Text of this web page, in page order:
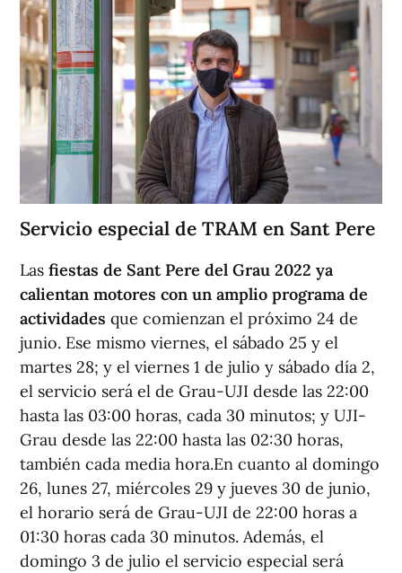
Servicio especial de TRAM en Sant Pere
Las fiestas de Sant Pere del Grau 2022 ya
calientan motores con un amplio programa de
actividades que comienzan el próximo 24 de
junio. Ese mismo viernes, el sábado 25 y el
martes 28; y el viernes 1 de julio y sábado día 2,
el servicio será el de Grau-UJI desde las 22:00
hasta las 03:00 horas, cada 30 minutos; y UJI-
Grau desde las 22:00 hasta las 02:30 horas,
también cada media hora.En cuanto al domingo
26, lunes 27, miércoles 29 y jueves 30 de junio,
el horario será de Grau-UJI de 22:00 horas a
01:30 horas cada 30 minutos. Además, el
domingo 3 de julio el servicio especial será